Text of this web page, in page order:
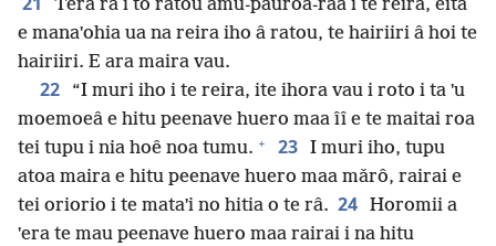
Tera râ i to ratou amu-pauroa-raa i te reira, eita
e manaˈohia ua na reira iho â ratou, te hairiiri â hoi te
hairiiri. E ara maira vau.
22
“I muri iho i te reira, ite ihora vau i roto i ta ˈu
moemoeâ e hitu peenave huero maa îî e te maitai roa
tei tupu i nia hoê noa tumu. + 23 I muri iho, tupu
atoa maira e hitu peenave huero maa mǎrô, rairai e
tei oriorio i te mataˈi no hitia o te râ. 24 Horomii a
ˈera te mau peenave huero maa rairai i na hitu